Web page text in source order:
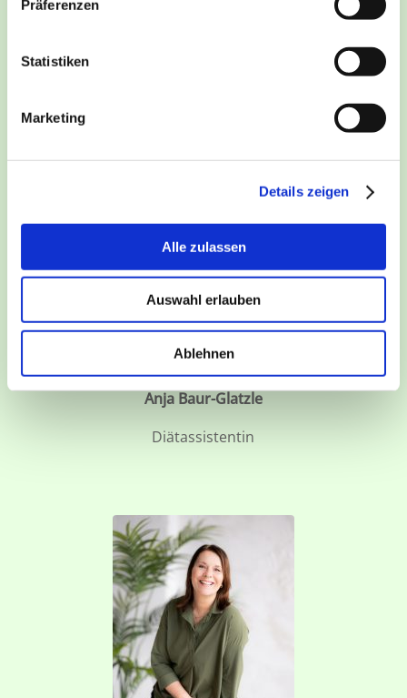
Präferenzen
Statistiken
Marketing
Details zeigen
Alle zulassen
Auswahl erlauben
Ablehnen
Anja Baur-Glatzle
Diätassistentin